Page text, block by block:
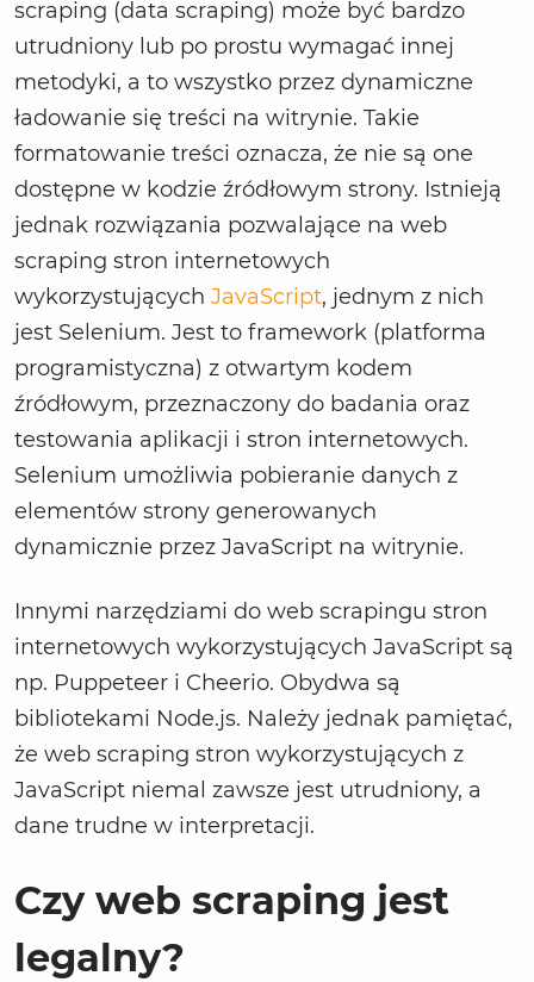
scraping (data scraping) może być bardzo
utrudniony lub po prostu wymagać innej
metodyki, a to wszystko przez dynamiczne
ładowanie się treści na witrynie. Takie
formatowanie treści oznacza, że nie są one
dostępne w kodzie źródłowym strony. Istnieją
jednak rozwiązania pozwalające na web
scraping stron internetowych
wykorzystujących JavaScript, jednym z nich
jest Selenium. Jest to framework (platforma
programistyczna) z otwartym kodem
źródłowym, przeznaczony do badania oraz
testowania aplikacji i stron internetowych.
Selenium umożliwia pobieranie danych z
elementów strony generowanych
dynamicznie przez JavaScript na witrynie.
Innymi narzędziami do web scrapingu stron
internetowych wykorzystujących JavaScript są
np. Puppeteer i Cheerio. Obydwa są
bibliotekami Node.js. Należy jednak pamiętać,
że web scraping stron wykorzystujących z
JavaScript niemal zawsze jest utrudniony, a
dane trudne w interpretacji.
Czy web scraping jest
legalny?